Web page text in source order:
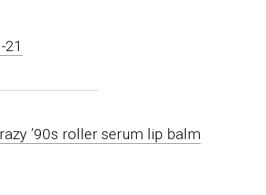
’90s roller serum lip balm